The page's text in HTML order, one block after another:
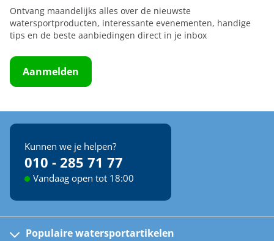
Ontvang maandelijks alles over de nieuwste
watersportproducten, interessante evenementen, handige
tips en de beste aanbiedingen direct in je inbox
Aanmelden
Kunnen we je helpen?
010 - 285 71 77
Vandaag open tot 18:00
Populaire watersportartikelen